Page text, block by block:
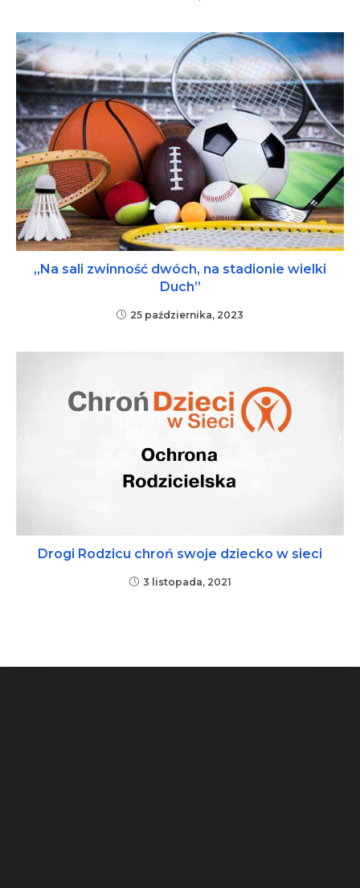
„Na sali zwinność dwóch, na stadionie wielki
Duch”
25 października, 2023
Drogi Rodzicu chroń swoje dziecko w sieci
3 listopada, 2021